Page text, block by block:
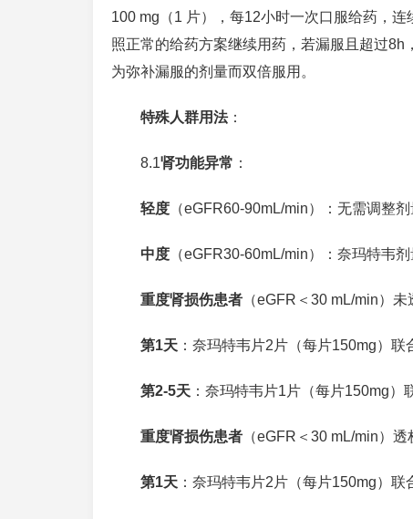
100 mg（1 片），每12小时一次口服给药，连
照正常的给药方案继续用药，若漏服且超过
为弥补漏服的剂量而双倍服用。
特殊人群用法：
8.1肾功能异常 ：
轻度 （eGFR60-90mL/min）：无需调整剂
中度 （eGFR30-60mL/min）：奈玛特韦
重度肾损伤患者 （eGFR＜30 mL/min）
第1天 ：奈玛特韦片2片（每片150mg）
第2-5天 ：奈玛特韦片1片（每片150mg）
重度肾损伤患者 （eGFR＜30 mL/min）
第1天 ：奈玛特韦片2片（每片150mg）